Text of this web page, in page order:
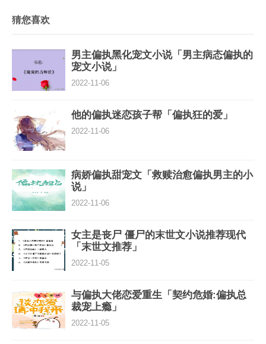
猜您喜欢
男主偏执黑化宠文小说「男主病态偏执的
宠文小说」
2022-11-06
他的偏执迷恋孩子帮「偏执狂的爱」
2022-11-06
病娇偏执甜宠文「救赎治愈偏执男主的小
说」
2022-11-06
女主是丧尸 僵尸的末世文小说推荐现代
「末世文推荐」
2022-11-05
与偏执大佬恋爱重生「契约危婚:偏执总
裁宠上瘾」
2022-11-05